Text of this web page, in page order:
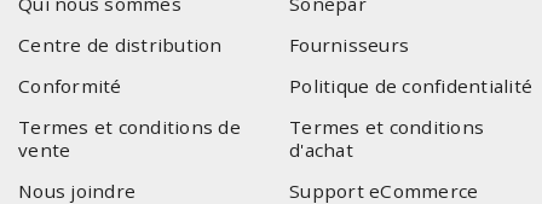
Centre de distribution
Fournisseurs
Conformité
Politique de confidentialité
Termes et conditions de
vente
Termes et conditions
d'achat
Nous joindre
Support eCommerce